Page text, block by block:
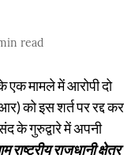
read
एक मामले में आरोपी दो
को इस शर्त पर रद्द कर
के गुरुद्वारे में अपनी
राजधानी क्षेत्र